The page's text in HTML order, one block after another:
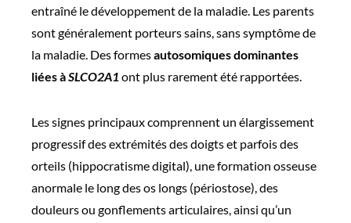
entraîné le développement de la maladie. Les parents
sont généralement porteurs sains, sans symptôme de
la maladie. Des formesautosomiques dominantes
liées àSLCO2A1 ont plus rarement été rapportées.
Les signes principaux comprennent un élargissement
progressif des extrémités des doigts et parfois des
orteils (hippocratisme digital), une formation osseuse
anormale le long des os longs (périostose), des
douleurs ou gonflements articulaires, ainsi qu’un